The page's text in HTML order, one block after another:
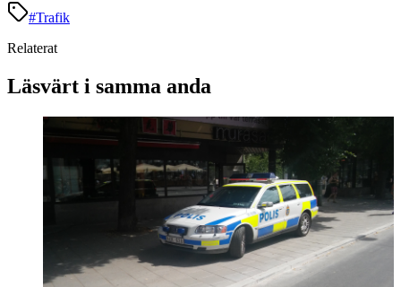
#Trafik
Relaterat
Läsvärt i samma anda